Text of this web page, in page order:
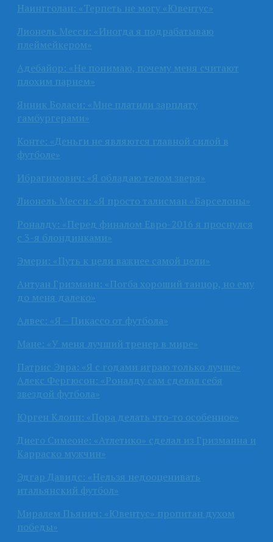
Наингголан: «Терпеть не могу «Ювентус»
Лионель Месси: «Иногда я подрабатываю
плеймейкером»
Адебайор: «Не понимаю, почему меня считают
плохим парнем»
Янник Боласи: «Мне платили зарплату
гамбургерами»
Конте: «Деньги не являются главной силой в
футболе»
Ибрагимович: «Я обладаю телом зверя»
Лионель Месси: «Я просто талисман «Барселоны»
Роналду: «Перед финалом Евро-2016 я проснулся
с 3-я блондинками»
Эмери: «Путь к цели важнее самой цели»
Антуан Гризманн: «Погба хороший танцор, но ему
до меня далеко»
Алвес: «Я – Пикассо от футбола»
Мане: «У меня лучший тренер в мире»
Патрис Эвра: «Я с годами играю только лучше»
Алекс Фергюсон: «Роналду сам сделал себя
звездой футбола»
Юрген Клопп: «Пора делать что-то особенное»
Диего Симеоне: «Атлетико» сделал из Гризманна и
Карраско мужчин»
Эдгар Давидс: «Нельзя недооценивать
итальянский футбол»
Миралем Пьянич: «Ювентус» пропитан духом
победы»